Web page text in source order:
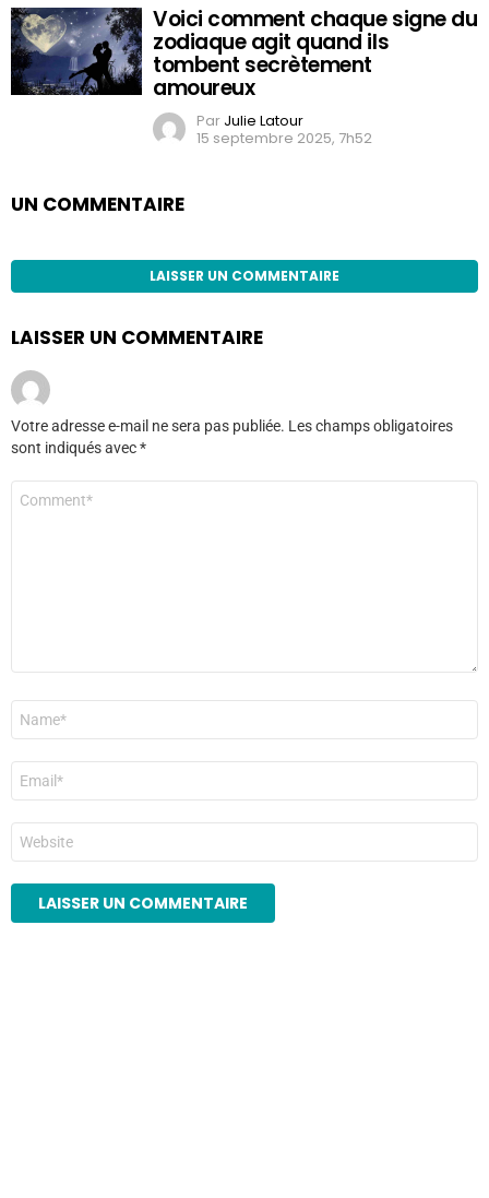
Voici comment chaque signe du
zodiaque agit quand ils
tombent secrètement
amoureux
Par Julie Latour
15 septembre 2025, 7h52
UN COMMENTAIRE
LAISSER UN COMMENTAIRE
LAISSER UN COMMENTAIRE
Votre adresse e-mail ne sera pas publiée. Les champs obligatoires
sont indiqués avec*
mail
*
Site
web